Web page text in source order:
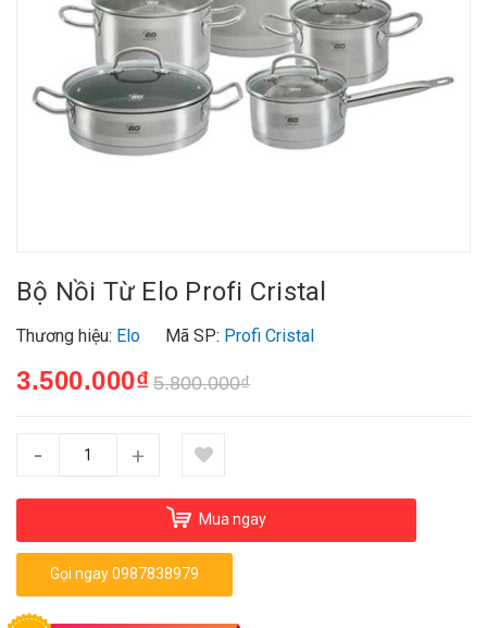
Bộ Nồi Từ Elo Profi Cristal
Thương hiệu: Elo Mã SP: Profi Cristal
3.500.000₫ 5.800.000₫
- +
Mua ngay
Gọi ngay 0987838979